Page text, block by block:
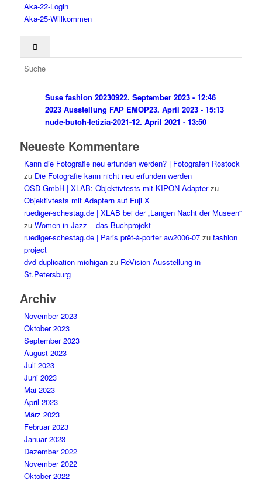
Aka-22-Login
Aka-25-Willkommen
Suse fashion 20230922. September 2023 - 12:46
2023 Ausstellung FAP EMOP23. April 2023 - 15:13
nude-butoh-letizia-2021-12. April 2021 - 13:50
Neueste Kommentare
Kann die Fotografie neu erfunden werden? | Fotografen Rostock
zu Die Fotografie kann nicht neu erfunden werden
OSD GmbH | XLAB: Objektivtests mit KIPON Adapterzu
Objektivtests mit Adaptern auf Fuji X
ruediger-schestag.de | XLAB bei der „Langen Nacht der Museen“
zu Women in Jazz – das Buchprojekt
ruediger-schestag.de | Paris prêt-à-porter aw2006-07zu fashion
project
dvd duplication michiganzu ReVision Ausstellung in
St.Petersburg
Archiv
November 2023
Oktober 2023
September 2023
August 2023
Juli 2023
Juni 2023
Mai 2023
April 2023
März 2023
Februar 2023
Januar 2023
Dezember 2022
November 2022
Oktober 2022